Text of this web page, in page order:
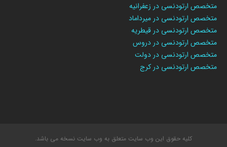
متخصص ارتودنسی در زعفرانیه
متخصص ارتودنسی در میرداماد
متخصص ارتودنسی در قیطریه
متخصص ارتودنسی در دروس
متخصص ارتودنسی در دولت
متخصص ارتودنسی در کرج
کلیه حقوق این وب سایت متعلق به وب سایت نسخه می باشد.